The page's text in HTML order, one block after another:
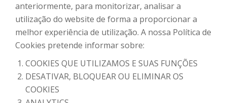
anteriormente, para monitorizar, analisar a
utilização do website de forma a proporcionar a
melhor experiência de utilização. A nossa Política de
Cookies pretende informar sobre:
COOKIES QUE UTILIZAMOS E SUAS FUNÇÕES
DESATIVAR, BLOQUEAR OU ELIMINAR OS
COOKIES